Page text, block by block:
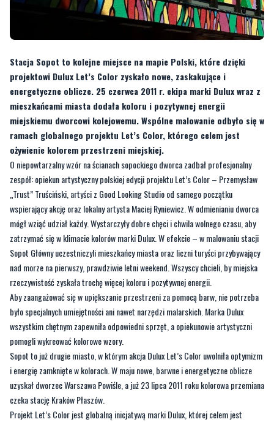
Stacja Sopot to kolejne miejsce na mapie Polski, które dzięki
projektowi Dulux Let’s Color zyskało nowe, zaskakujące i
energetyczne oblicze. 25 czerwca 2011 r. ekipa marki Dulux wraz z
mieszkańcami miasta dodała koloru i pozytywnej energii
miejskiemu dworcowi kolejowemu. Wspólne malowanie odbyło się w
ramach globalnego projektu Let’s Color, którego celem jest
ożywienie kolorem przestrzeni miejskiej.
O niepowtarzalny wzór na ścianach sopockiego dworca zadbał profesjonalny
zespół: opiekun artystyczny polskiej edycji projektu Let’s Color – Przemysław
„Trust” Truściński, artyści z Good Looking Studio od samego początku
wspierający akcję oraz lokalny artysta Maciej Ryniewicz. W odmienianiu dworca
mógł wziąć udział każdy. Wystarczyły dobre chęci i chwila wolnego czasu, aby
zatrzymać się w klimacie kolorów marki Dulux. W efekcie – w malowaniu stacji
Sopot Główny uczestniczyli mieszkańcy miasta oraz liczni turyści przybywający
nad morze na pierwszy, prawdziwie letni weekend. Wszyscy chcieli, by miejska
rzeczywistość zyskała trochę więcej koloru i pozytywnej energii.
Aby zaangażować się w upiększanie przestrzeni za pomocą barw, nie potrzeba
było specjalnych umiejętności ani nawet narzędzi malarskich. Marka Dulux
wszystkim chętnym zapewniła odpowiedni sprzęt, a opiekunowie artystyczni
pomogli wykreować kolorowe wzory.
Sopot to już drugie miasto, w którym akcja Dulux Let’s Color uwolniła optymizm
i energię zamknięte w kolorach. W maju nowe, barwne i energetyczne oblicze
uzyskał dworzec Warszawa Powiśle, a już 23 lipca 2011 roku kolorowa przemiana
czeka stację Kraków Płaszów.
Projekt Let’s Color jest globalną inicjatywą marki Dulux, której celem jest